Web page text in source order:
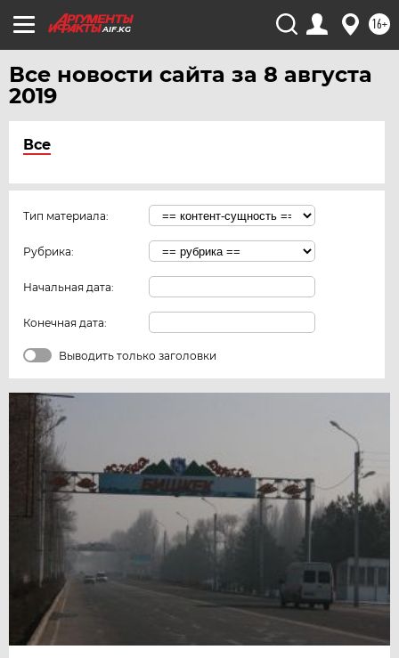
AIF.KG 16+
Все новости сайта за 8 августа
2019
Все
Тип материала:
Рубрика:
Начальная дата:
Конечная дата:
Выводить только заголовки